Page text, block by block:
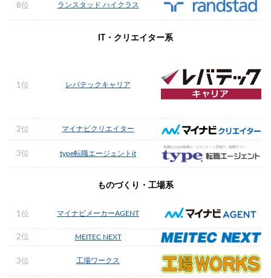
8位 ランスタッド ハイクラス
IT・クリエイター系
1位 レバテックキャリア
2位 マイナビクリエイター
3位 type転職エージェントit
ものづくり・工場系
1位 マイナビメーカーAGENT
2位 MEITEC NEXT
3位 工場ワークス